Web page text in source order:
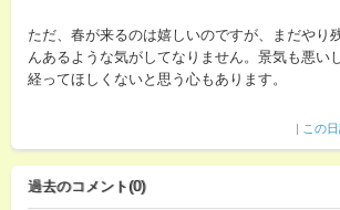
ただ、春が来るのは嬉しいのですが、まだやり
んあるような気がしてなりません。景気も悪い
経ってほしくないと思う心もあります。
| この
過去のコメント(0)